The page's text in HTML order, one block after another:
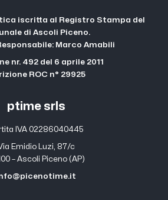
iscritta al Registro Stampa del
di Ascoli Piceno.
Marco Amabili
nr. 492 del 6 aprile 2011
ROC n° 29925
ptime srls
IVA 02286040445
Emidio Luzi, 87/c
– Ascoli Piceno (AP)